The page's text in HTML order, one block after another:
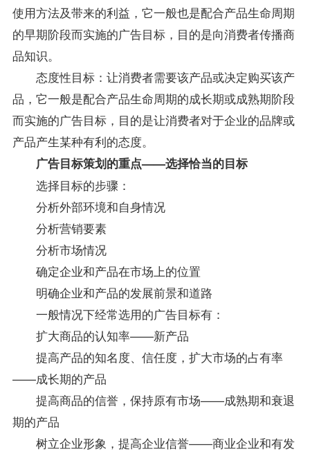
使用方法及带来的利益，它一般也是配合产品生命周期
的早期阶段而实施的广告目标，目的是向消费者传播商
品知识。
态度性目标：让消费者需要该产品或决定购买该产
品，它一般是配合产品生命周期的成长期或成熟期阶段
而实施的广告目标，目的是让消费者对于企业的品牌或
产品产生某种有利的态度。
广告目标策划的重点——选择恰当的目标
选择目标的步骤：
分析外部环境和自身情况
分析营销要素
分析市场情况
确定企业和产品在市场上的位置
明确企业和产品的发展前景和道路
一般情况下经常选用的广告目标有：
扩大商品的认知率——新产品
提高产品的知名度、信任度，扩大市场的占有率
——成长期的产品
提高商品的信誉，保持原有市场——成熟期和衰退
期的产品
树立企业形象，提高企业信誉——商业企业和有发